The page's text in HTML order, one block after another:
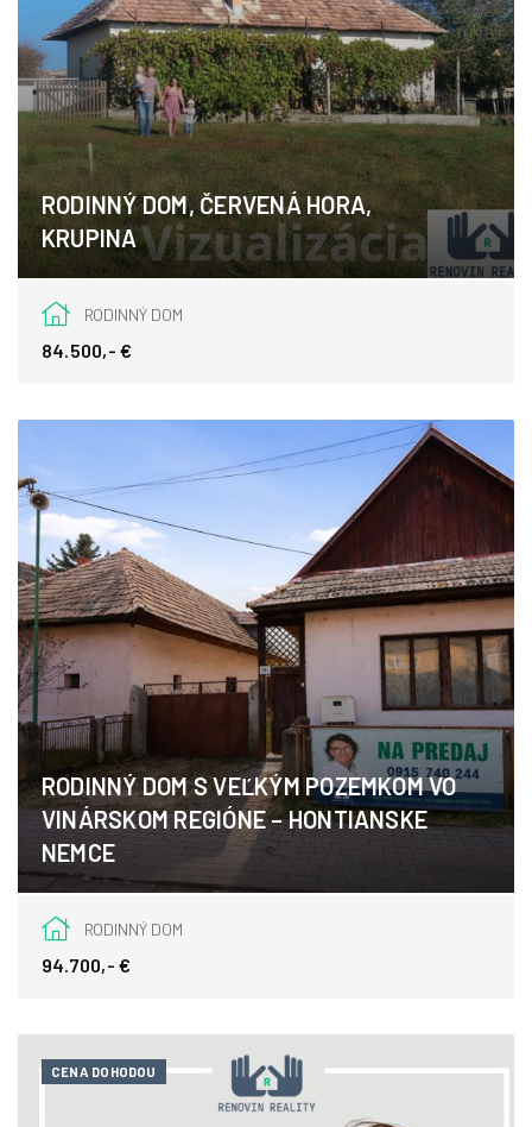
RODINNÝ DOM, ČERVENÁ HORA,
KRUPINA
Krupina
RODINNÝ DOM
84.500,- €
RODINNÝ DOM S VEĽKÝM POZEMKOM VO
VINÁRSKOM REGIÓNE – HONTIANSKE
NEMCE
Hontianske Nemce 105, Hontianske Nemce
RODINNÝ DOM
94.700,- €
CENA DOHODOU